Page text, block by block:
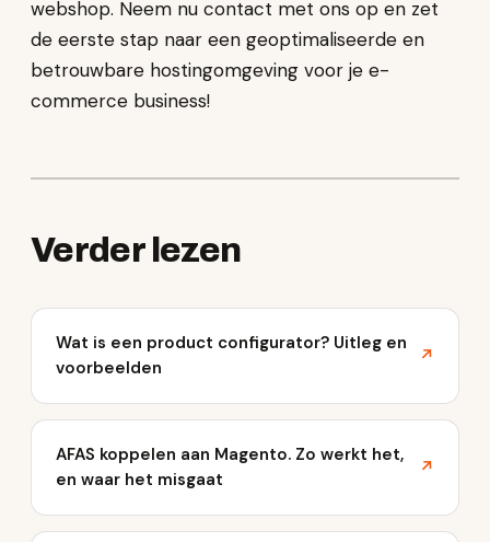
webshop. Neem nu contact met ons op en zet
de eerste stap naar een geoptimaliseerde en
betrouwbare hostingomgeving voor je e-
commerce business!
Verder lezen
Wat is een product configurator? Uitleg en
voorbeelden
↗
AFAS koppelen aan Magento. Zo werkt het,
en waar het misgaat
↗